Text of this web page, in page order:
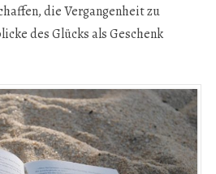
die Vergangenheit zu
des Glücks als Geschenk